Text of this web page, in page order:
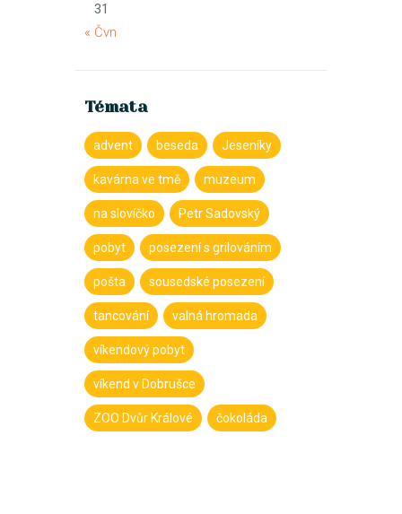
31
« Čvn
Témata
advent beseda Jeseníky
kavárna ve tmě muzeum
na slovíčko Petr Sadovský
pobyt posezení s grilováním
pošta sousedské posezení
tancování valná hromada
víkendový pobyt
víkend v Dobrušce
ZOO Dvůr Králové čokoláda